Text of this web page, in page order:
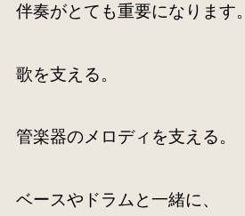
伴奏がとても重要になります。
歌を支える。
管楽器のメロディを支える。
ベースやドラムと一緒に、